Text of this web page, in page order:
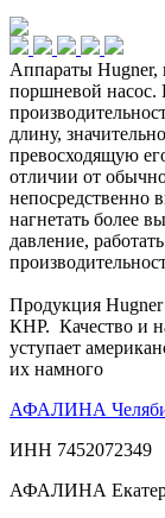
Аппараты Hugner,
поршневой насос.
длину, значительно
превосходящую
отличии от
непосредственно
нагнетать более
давление,
Продукция Hugner
КНР. Качество и
уступает
их намного
АФАЛИНА
ИНН 7452072349
АФАЛИНА